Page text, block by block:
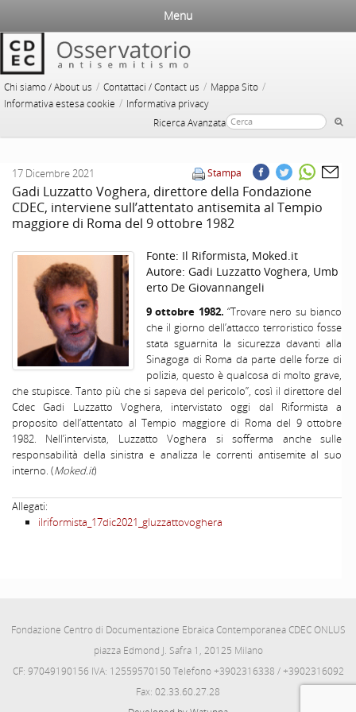
Chi siamo / About us / Contattaci / Contact us / Mappa Sito /
Informativa estesa cookie / Informativa privacy
Ricerca Avanzata
Menu
Stampa
17 Dicembre 2021
Gadi Luzzatto Voghera, direttore della Fondazione
CDEC, interviene sull’attentato antisemita al Tempio
maggiore di Roma del 9 ottobre 1982
Fonte: Il Riformista, Moked.it
Autore: Gadi Luzzatto Voghera, Umb
erto De Giovannangeli
9 ottobre 1982. “Trovare nero su bianco
che il giorno dell’attacco terroristico fosse
stata sguarnita la sicurezza davanti alla
Sinagoga di Roma da parte delle forze di
polizia, questo è qualcosa di molto grave,
che stupisce. Tanto più che si sapeva del pericolo”, così il direttore del
Cdec Gadi Luzzatto Voghera, intervistato oggi dal Riformista a
proposito dell’attentato al Tempio maggiore di Roma del 9 ottobre
1982. Nell’intervista, Luzzatto Voghera si sofferma anche sulle
responsabilità della sinistra e analizza le correnti antisemite al suo
interno. (Moked.it)
Allegati:
ilriformista_17dic2021_gluzzattovoghera
Fondazione Centro di Documentazione Ebraica Contemporanea CDEC ONLUS
piazza Edmond J. Safra 1, 20125 Milano
CF: 97049190156 IVA: 12559570150 Telefono +3902316338 / +3902316092
Fax: 02.33.60.27.28